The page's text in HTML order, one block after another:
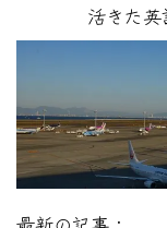
活きた